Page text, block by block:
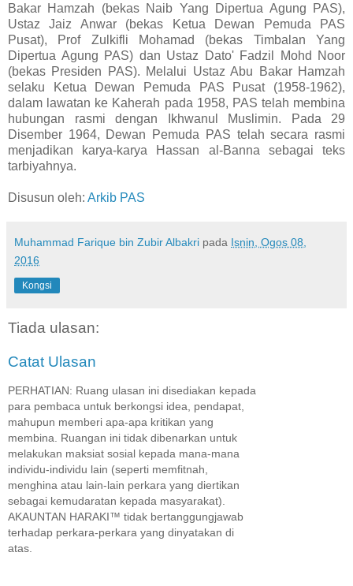
Bakar Hamzah (bekas Naib Yang Dipertua Agung PAS),
Ustaz Jaiz Anwar (bekas Ketua Dewan Pemuda PAS
Pusat), Prof Zulkifli Mohamad (bekas Timbalan Yang
Dipertua Agung PAS) dan Ustaz Dato' Fadzil Mohd Noor
(bekas Presiden PAS). Melalui Ustaz Abu Bakar Hamzah
selaku Ketua Dewan Pemuda PAS Pusat (1958-1962),
dalam lawatan ke Kaherah pada 1958, PAS telah membina
hubungan rasmi dengan Ikhwanul Muslimin. Pada 29
Disember 1964, Dewan Pemuda PAS telah secara rasmi
menjadikan karya-karya Hassan al-Banna sebagai teks
tarbiyahnya.
Disusun oleh: Arkib PAS
Muhammad Farique bin Zubir Albakri pada Isnin, Ogos 08,
2016
Kongsi
Tiada ulasan:
Catat Ulasan
PERHATIAN: Ruang ulasan ini disediakan kepada
para pembaca untuk berkongsi idea, pendapat,
mahupun memberi apa-apa kritikan yang
membina. Ruangan ini tidak dibenarkan untuk
melakukan maksiat sosial kepada mana-mana
individu-individu lain (seperti memfitnah,
menghina atau lain-lain perkara yang diertikan
sebagai kemudaratan kepada masyarakat).
AKAUNTAN HARAKI™ tidak bertanggungjawab
terhadap perkara-perkara yang dinyatakan di
atas.